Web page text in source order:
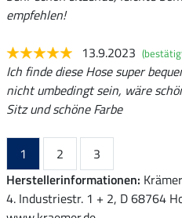
empfehlen!
13.9.2023
Ich finde diese Hose super
nicht umbedingt sein, wäre
Sitz und schöne Farbe
1 2
3
Herstellerinformationen:
4. Industriestr. 1 + 2, D 68764